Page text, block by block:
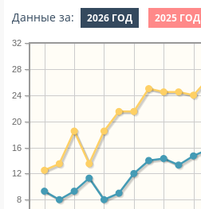
Данные за: 2026 ГОД 2025 ГОД
8
12
16
20
24
28
32